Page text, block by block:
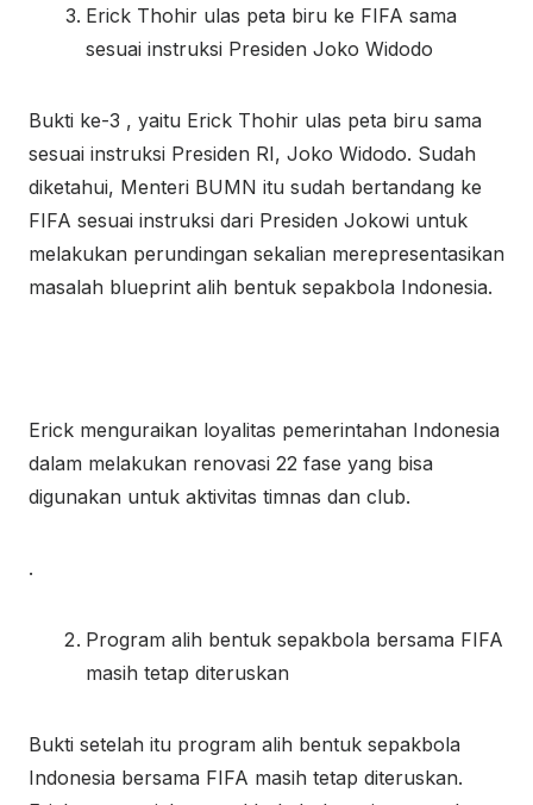
Erick Thohir ulas peta biru ke FIFA sama
sesuai instruksi Presiden Joko Widodo
Bukti ke-3 , yaitu Erick Thohir ulas peta biru sama
sesuai instruksi Presiden RI, Joko Widodo. Sudah
diketahui, Menteri BUMN itu sudah bertandang ke
FIFA sesuai instruksi dari Presiden Jokowi untuk
melakukan perundingan sekalian merepresentasikan
masalah blueprint alih bentuk sepakbola Indonesia.
Erick menguraikan loyalitas pemerintahan Indonesia
dalam melakukan renovasi 22 fase yang bisa
digunakan untuk aktivitas timnas dan club.
.
Program alih bentuk sepakbola bersama FIFA
masih tetap diteruskan
Bukti setelah itu program alih bentuk sepakbola
Indonesia bersama FIFA masih tetap diteruskan.